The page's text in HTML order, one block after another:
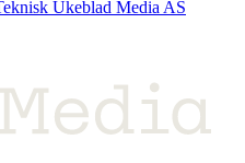
Ukeblad Media AS